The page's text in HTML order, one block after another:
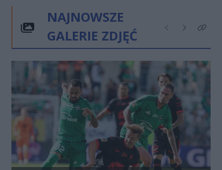
NAJNOWSZE
GALERIE ZDJĘĆ
Poprzednie
NastępneKliknij